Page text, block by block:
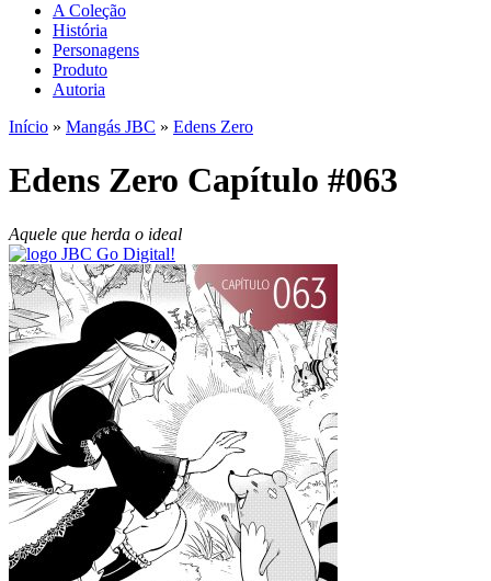
A Coleção
História
Personagens
Produto
Autoria
Início » Mangás JBC » Edens Zero
Edens Zero Capítulo #063
Aquele que herda o ideal